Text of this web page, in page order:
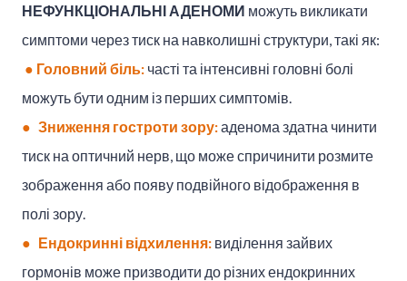
НЕФУНКЦІОНАЛЬНІ АДЕНОМИ можуть викликати
симптоми через тиск на навколишні структури, такі як:
● Головний біль: часті та інтенсивні головні болі
можуть бути одним із перших симптомів.
● Зниження гостроти зору:аденома здатна чинити
тиск на оптичний нерв, що може спричинити розмите
зображення або появу подвійного відображення в
полі зору.
● Ендокринні відхилення: виділення зайвих
гормонів може призводити до різних ендокринних